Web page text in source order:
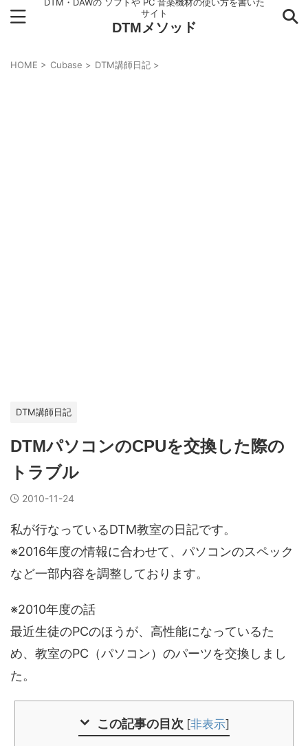
サイト
DTMメソッド
HOME > Cubase > DTM講師日記 >
DTM講師日記
DTMパソコンのCPUを交換した際の
トラブル
2010-11-24
私が行なっているDTM教室の日記です。
※2016年度の情報に合わせて、パソコンのスペック
など一部内容を調整しております。
※2010年度の話
最近生徒のPCのほうが、高性能になっているた
め、教室のPC（パソコン）のパーツを交換しまし
た。
この記事の目次 [非表示]